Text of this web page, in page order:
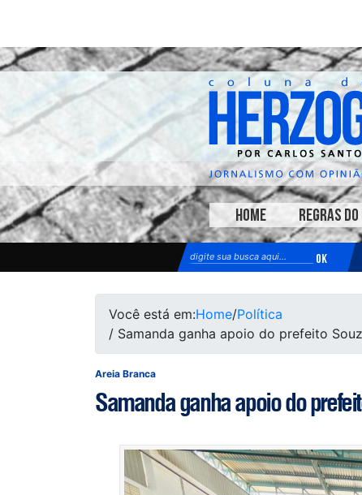
HOME REGRAS
Você está em:Home/Política
/ Samanda ganha apoio do prefeito
Areia Branca
Samanda ganha apoio do